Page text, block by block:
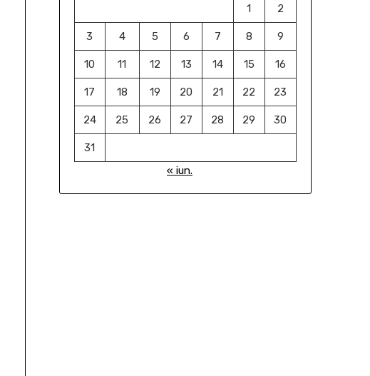
1
2
3 4 5 6 7 8 9
10 11 12 13 14 15 16
17 18 19 20 21 22 23
24 25 26 27 28 29 30
31
« iun.